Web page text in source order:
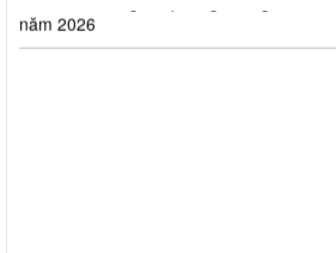
năm 2026